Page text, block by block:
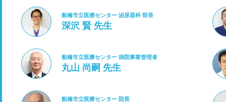
船橋市立医療センター 泌尿器科 部長
深沢 賢 先生
船橋市立医療センター 病院事業管理者
丸山 尚嗣 先生
船橋市立医療センター 院長